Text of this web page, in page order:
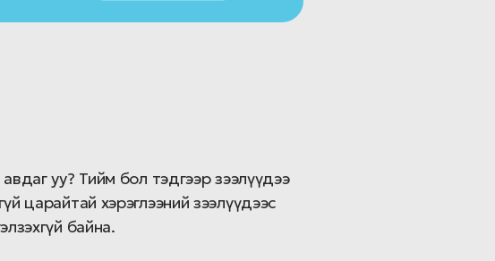
уу? Тийм бол тэдгээр зээлүүдээ
царайтай хэрэглээний зээлүүдээс
байна.